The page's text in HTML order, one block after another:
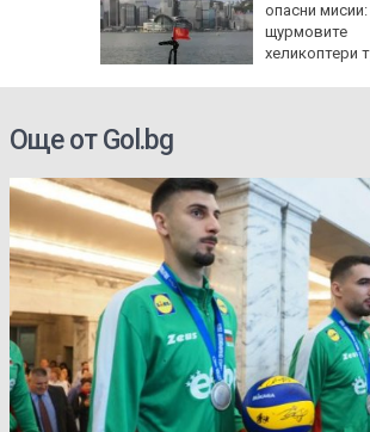
опасни мисии:
щурмовите
хеликоптери
Още от Gol.bg